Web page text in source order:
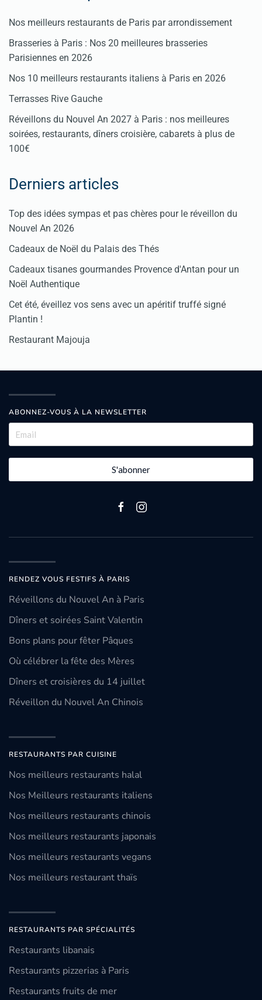
Nos meilleurs restaurants de Paris par arrondissement
Brasseries à Paris : Nos 20 meilleures brasseries
Parisiennes en 2026
Nos 10 meilleurs restaurants italiens à Paris en 2026
Terrasses Rive Gauche
Réveillons du Nouvel An 2027 à Paris : nos meilleures
soirées, restaurants, dîners croisière, cabarets à plus de
100€
Derniers articles
Top des idées sympas et pas chères pour le réveillon du
Nouvel An 2026
Cadeaux de Noël du Palais des Thés
Cadeaux tisanes gourmandes Provence d'Antan pour un
Noël Authentique
Cet été, éveillez vos sens avec un apéritif truffé signé
Plantin !
Restaurant Majouja
ABONNEZ-VOUS À LA NEWSLETTER
S'abonner
RENDEZ VOUS FESTIFS À PARIS
Réveillons du Nouvel An à Paris
Dîners et soirées Saint Valentin
Bons plans pour fêter Pâques
Où célébrer la fête des Mères
Dîners et croisières du 14 juillet
Réveillon du Nouvel An Chinois
RESTAURANTS PAR CUISINE
Nos meilleurs restaurants halal
Nos Meilleurs restaurants italiens
Nos meilleurs restaurants chinois
Nos meilleurs restaurants japonais
Nos meilleurs restaurants vegans
Nos meilleurs restaurant thaïs
RESTAURANTS PAR SPÉCIALITÉS
Restaurants libanais
Restaurants pizzerias à Paris
Restaurants fruits de mer